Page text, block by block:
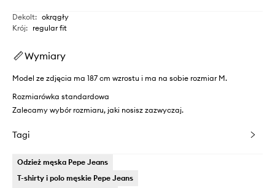
Dekolt: okrągły
Krój: regular fit
Wymiary
Model ze zdjęcia ma 187 cm wzrostu i ma na sobie rozmiar M.
Rozmiarówka standardowa
Zalecamy wybór rozmiaru, jaki nosisz zazwyczaj.
Tagi
Odzież męska Pepe Jeans
T-shirty i polo męskie Pepe Jeans